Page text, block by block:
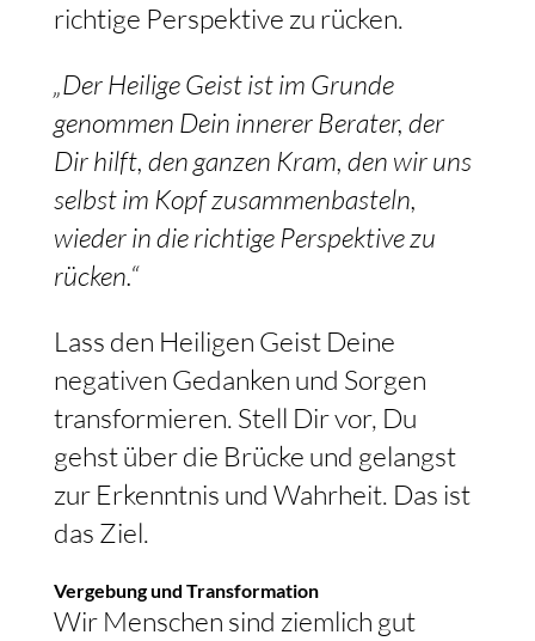
richtige Perspektive zu rücken.
„Der Heilige Geist ist im Grunde
genommen Dein innerer Berater, der
Dir hilft, den ganzen Kram, den wir uns
selbst im Kopf zusammenbasteln,
wieder in die richtige Perspektive zu
rücken.“
Lass den Heiligen Geist Deine
negativen Gedanken und Sorgen
transformieren. Stell Dir vor, Du
gehst über die Brücke und gelangst
zur Erkenntnis und Wahrheit. Das ist
das Ziel.
Vergebung und Transformation
Wir Menschen sind ziemlich gut